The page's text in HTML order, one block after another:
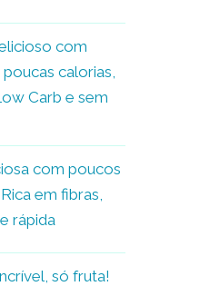
com
calorias,
Carb e sem
com poucos
em fibras,
rápida
só fruta!